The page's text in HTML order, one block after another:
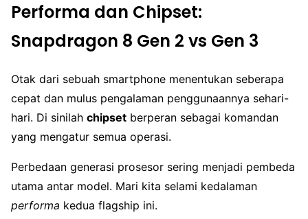
Performa dan Chipset:
Snapdragon 8 Gen 2 vs Gen 3
Otak dari sebuah smartphone menentukan seberapa
cepat dan mulus pengalaman penggunaannya sehari-
hari. Di sinilah chipset berperan sebagai komandan
yang mengatur semua operasi.
Perbedaan generasi prosesor sering menjadi pembeda
utama antar model. Mari kita selami kedalaman
performa kedua flagship ini.